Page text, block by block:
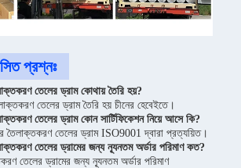
প্রশ্নঃ
তেলের ড্রাম কোথায় তৈরি হয়?
তেলের ড্রাম তৈরি হয় চীনের হেবেইতে।
তেলের ড্রাম কোন সার্টিফিকেশন নিয়ে আসে কি?
তৈলাক্তকরণ তেলের ড্রাম ISO9001 দ্বারা প্রত্যয়িত।
তেলের ড্রামের জন্য ন্যূনতম অর্ডার পরিমাণ কত?
তেলের ড্রামের জন্য ন্যূনতম অর্ডার পরিমাণ